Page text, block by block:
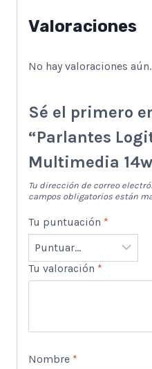
Valoraciones
No hay valoraciones aún.
Sé el primero
“Parlantes
Multimedia
Tu dirección de correo
campos obligatorios están
Tu puntuación *
Tu valoración *
Nombre *